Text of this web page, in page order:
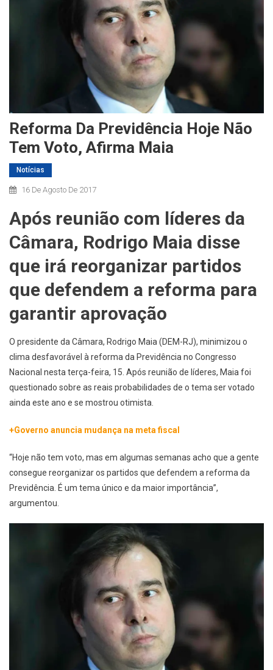
Reforma Da Previdência Hoje Não
Tem Voto, Afirma Maia
Notícias
16 De Agosto De 2017
Após reunião com líderes da
Câmara, Rodrigo Maia disse
que irá reorganizar partidos
que defendem a reforma para
garantir aprovação
O presidente da Câmara, Rodrigo Maia (DEM-RJ), minimizou o
clima desfavorável à reforma da Previdência no Congresso
Nacional nesta terça-feira, 15. Após reunião de líderes, Maia foi
questionado sobre as reais probabilidades de o tema ser votado
ainda este ano e se mostrou otimista.
+Governo anuncia mudança na meta fiscal
“Hoje não tem voto, mas em algumas semanas acho que a gente
consegue reorganizar os partidos que defendem a reforma da
Previdência. É um tema único e da maior importância”,
argumentou.